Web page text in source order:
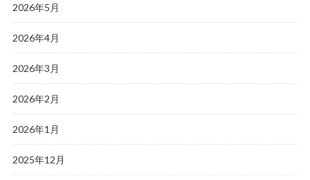
2026年5月
2026年4月
2026年3月
2026年2月
2026年1月
2025年12月